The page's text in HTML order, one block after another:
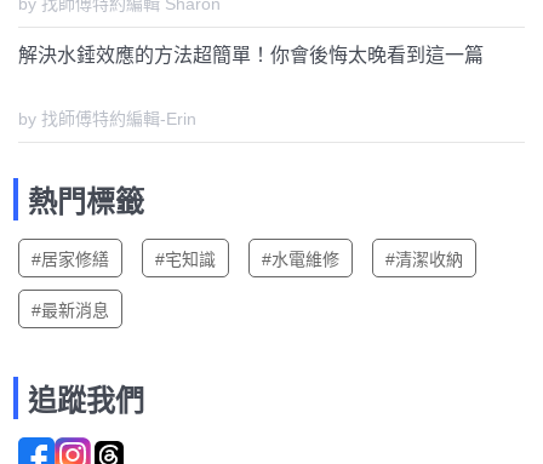
解決水錘效應的方法超簡單！你會後悔太晚看到這一篇
by 找師傅特約編輯-Erin
熱門標籤
#居家修繕 #宅知識 #水電維修 #清潔收納
#最新消息
追蹤我們